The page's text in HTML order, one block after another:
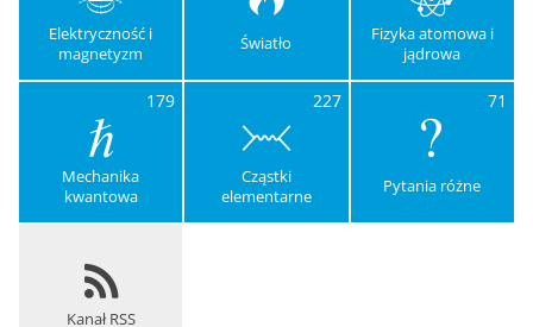
Elektryczność i
magnetyzm
Światło
Fizyka atomowa i
jądrowa
179
Mechanika
kwantowa
227
Cząstki
elementarne
71
Pytania różne
Kanał RSS